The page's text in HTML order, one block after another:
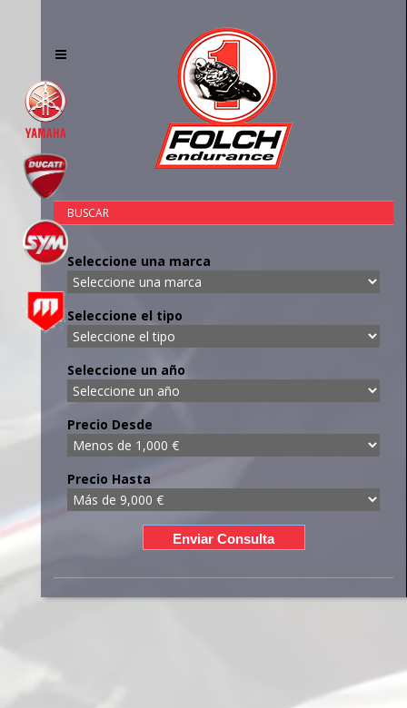
Toggle
BUSCAR
Seleccione una marca
Seleccione el tipo
Seleccione un año
Precio Desde
Precio Hasta